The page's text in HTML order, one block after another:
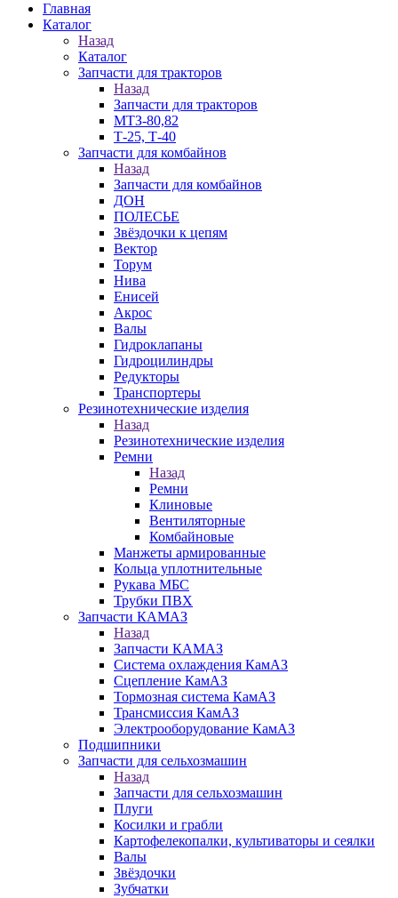
Главная
Каталог
Назад
Каталог
Запчасти для тракторов
Назад
Запчасти для тракторов
МТЗ-80,82
Т-25, Т-40
Запчасти для комбайнов
Назад
Запчасти для комбайнов
ДОН
ПОЛЕСЬЕ
Звёздочки к цепям
Вектор
Торум
Нива
Енисей
Акрос
Валы
Гидроклапаны
Гидроцилиндры
Редукторы
Транспортеры
Резинотехнические изделия
Назад
Резинотехнические изделия
Ремни
Назад
Ремни
Клиновые
Вентиляторные
Комбайновые
Манжеты армированные
Кольца уплотнительные
Рукава МБС
Трубки ПВХ
Запчасти КАМАЗ
Назад
Запчасти КАМАЗ
Система охлаждения КамАЗ
Сцепление КамАЗ
Тормозная система КамАЗ
Трансмиссия КамАЗ
Электрооборудование КамАЗ
Подшипники
Запчасти для сельхозмашин
Назад
Запчасти для сельхозмашин
Плуги
Косилки и грабли
Картофелекопалки, культиваторы и сеялки
Валы
Звёздочки
Зубчатки